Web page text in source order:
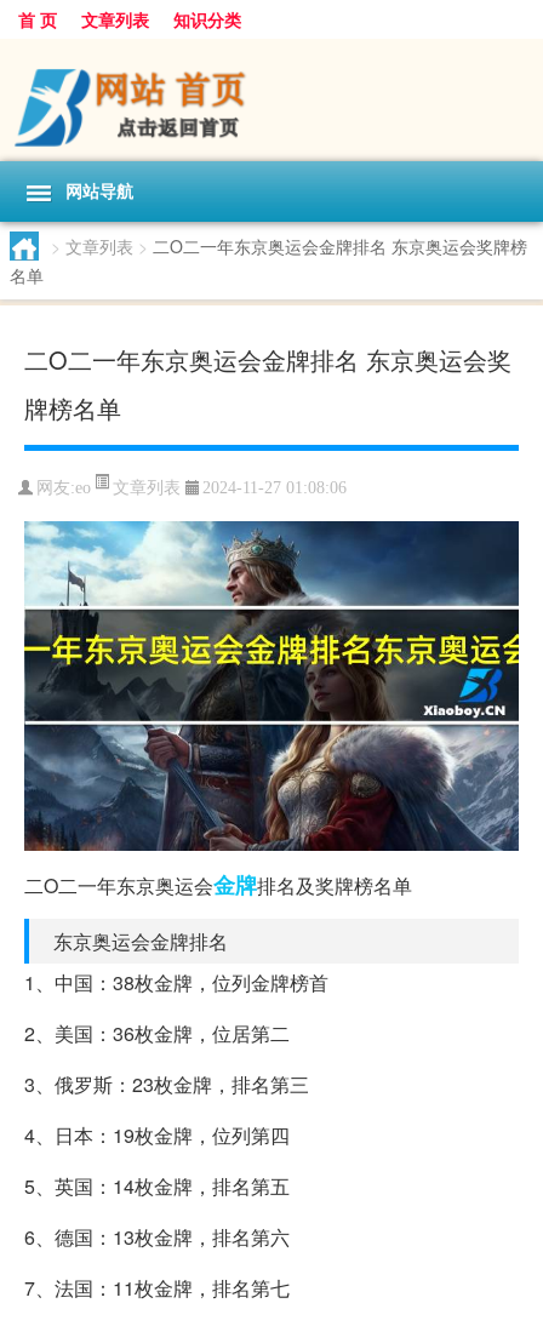
首 页 文章列表 知识分类
网站导航
> 文章列表 > 二O二一年东京奥运会金牌排名 东京奥运会奖牌榜
名单
二O二一年东京奥运会金牌排名 东京奥运会奖
牌榜名单
网友:eo 文章列表 2024-11-27 01:08:06
二O二一年东京奥运会金牌排名及奖牌榜名单
东京奥运会金牌排名
1、中国：38枚金牌，位列金牌榜首
2、美国：36枚金牌，位居第二
3、俄罗斯：23枚金牌，排名第三
4、日本：19枚金牌，位列第四
5、英国：14枚金牌，排名第五
6、德国：13枚金牌，排名第六
7、法国：11枚金牌，排名第七